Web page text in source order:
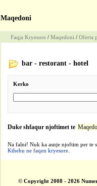
Maqedoni
Faqja Kryesore / Maqedoni / Oferta
bar - restorant - hotel
Kerko
Duke shfaqur njoftimet te
Na falni! Nuk ka asnje njoftim per te
Kthehu ne faqen kryesore.
© Copyright 2008 - 2026